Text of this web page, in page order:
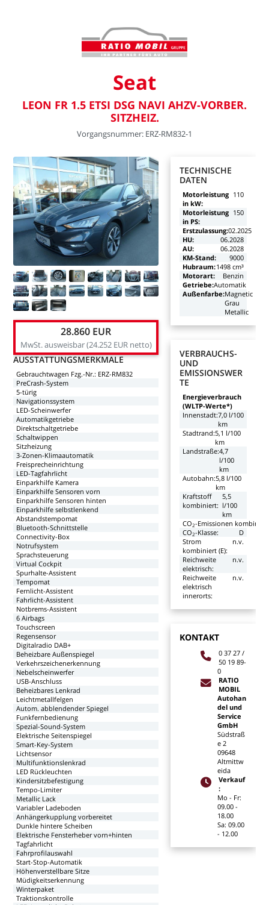
Seat
LEON FR 1.5 ETSI DSG NAVI AHZV-VORBER.
SITZHEIZ.
Vorgangsnummer: ERZ-RM832-1
28.860 EUR
MwSt.ausweisbar(24.252 EUR netto)
AUSSTATTUNGSMERKMALE
Gebrauchtwagen Fzg.-Nr.: ERZ-RM832
PreCrash-System
5-türig
Navigationssystem
LED-Scheinwerfer
Automatikgetriebe
Direktschaltgetriebe
Schaltwippen
Sitzheizung
3-Zonen-Klimaautomatik
Freisprecheinrichtung
LED-Tagfahrlicht
Einparkhilfe Kamera
Einparkhilfe Sensoren vorn
Einparkhilfe Sensoren hinten
Einparkhilfe selbstlenkend
Abstandstempomat
Bluetooth-Schnittstelle
Connectivity-Box
Notrufsystem
Sprachsteuerung
Virtual Cockpit
Spurhalte-Assistent
Tempomat
Fernlicht-Assistent
Fahrlicht-Assistent
Notbrems-Assistent
6 Airbags
Touchscreen
Regensensor
Digitalradio DAB+
Beheizbare Außenspiegel
Verkehrszeichenerkennung
Nebelscheinwerfer
USB-Anschluss
Beheizbares Lenkrad
Leichtmetallfelgen
Autom. abblendender Spiegel
Funkfernbedienung
Spezial-Sound-System
Elektrische Seitenspiegel
Smart-Key-System
Lichtsensor
Multifunktionslenkrad
LED Rückleuchten
Kindersitzbefestigung
Tempo-Limiter
Metallic Lack
Variabler Ladeboden
Anhängerkupplung vorbereitet
Dunkle hintere Scheiben
Elektrische Fensterheber vorn+hinten
Tagfahrlicht
Fahrprofilauswahl
Start-Stop-Automatik
Höhenverstellbare Sitze
Müdigkeitserkennung
Winterpaket
Traktionskontrolle
TECHNISCHE
DATEN
Motorleistung
in kW:
110
Motorleistung
in PS:
150
Erstzulassung:02.2025
HU:
06.2028
AU:
06.2028
KM-Stand:
9000
Hubraum:1498 cm³
Motorart:
Benzin
Getriebe:Automatik
Außenfarbe:Magnetic
Grau
Metallic
VERBRAUCHS-
UND
EMISSIONSWER
TE
Energieverbrauch
(WLTP-Werte*)
Innenstadt:7,0 l/100
km
Stadtrand:5,1 l/100
km
Landstraße:4,7
l/100
km
Autobahn:5,8 l/100
km
Kraftstoff
kombiniert:
5,5
l/100
km
CO2-Emissionen
CO2-Klasse:
D
Strom
kombiniert (E):
n.v.
Reichweite
elektrisch:
n.v.
Reichweite
elektrisch
innerorts:
n.v.
KONTAKT
0 37 27 /
50 19 89-
0
RATIO
MOBIL
Autohan
del und
Service
GmbH
Südstraß
e 2
09648
Altmittw
eida
Verkauf
:
Mo - Fr:
09.00 -
18.00
Sa: 09.00
- 12.00